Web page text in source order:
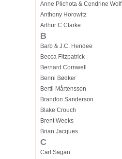
Anne Plichota & Cendrine Wolf
Anthony Horowitz
Arthur C Clarke
B
Barb & J.C. Hendee
Becca Fitzpatrick
Bernard Cornwell
Benni Bødker
Bertil Mårtensson
Brandon Sanderson
Blake Crouch
Brent Weeks
Brian Jacques
C
Carl Sagan